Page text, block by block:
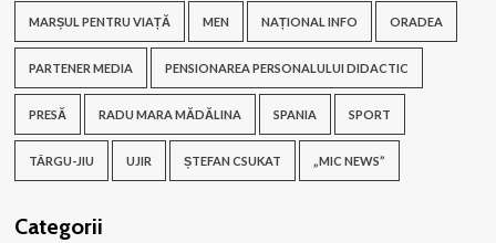
MARȘUL PENTRU VIAȚĂ MEN NAȚIONAL INFO ORADEA
PARTENER MEDIA PENSIONAREA PERSONALULUI DIDACTIC
PRESĂ RADU MARA MĂDĂLINA SPANIA SPORT
TÂRGU-JIU UJIR ȘTEFAN CSUKAT „MIC NEWS”
Categorii